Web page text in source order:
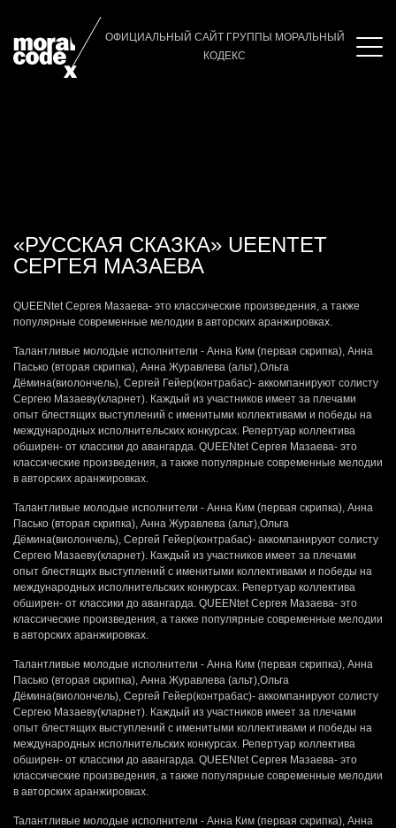
ОФИЦИАЛЬНЫЙ САЙТ ГРУППЫ МОРАЛЬНЫЙ
КОДЕКС
«РУССКАЯ СКАЗКА» UEENTET
СЕРГЕЯ МАЗАЕВА
QUEENtet Сергея Мазаева- это классические произведения, а также
популярные современные мелодии в авторских аранжировках.
Талантливые молодые исполнители - Анна Ким (первая скрипка), Анна
Пасько (вторая скрипка), Анна Журавлева (альт),Ольга
Дёмина(виолончель), Сергей Гейер(контрабас)- аккомпанируют солисту
Сергею Мазаеву(кларнет). Каждый из участников имеет за плечами
опыт блестящих выступлений с именитыми коллективами и победы на
международных исполнительских конкурсах. Репертуар коллектива
обширен- от классики до авангарда. QUEENtet Сергея Мазаева- это
классические произведения, а также популярные современные мелодии
в авторских аранжировках.
Талантливые молодые исполнители - Анна Ким (первая скрипка), Анна
Пасько (вторая скрипка), Анна Журавлева (альт),Ольга
Дёмина(виолончель), Сергей Гейер(контрабас)- аккомпанируют солисту
Сергею Мазаеву(кларнет). Каждый из участников имеет за плечами
опыт блестящих выступлений с именитыми коллективами и победы на
международных исполнительских конкурсах. Репертуар коллектива
обширен- от классики до авангарда. QUEENtet Сергея Мазаева- это
классические произведения, а также популярные современные мелодии
в авторских аранжировках.
Талантливые молодые исполнители - Анна Ким (первая скрипка), Анна
Пасько (вторая скрипка), Анна Журавлева (альт),Ольга
Дёмина(виолончель), Сергей Гейер(контрабас)- аккомпанируют солисту
Сергею Мазаеву(кларнет). Каждый из участников имеет за плечами
опыт блестящих выступлений с именитыми коллективами и победы на
международных исполнительских конкурсах. Репертуар коллектива
обширен- от классики до авангарда. QUEENtet Сергея Мазаева- это
классические произведения, а также популярные современные мелодии
в авторских аранжировках.
Талантливые молодые исполнители - Анна Ким (первая скрипка), Анна